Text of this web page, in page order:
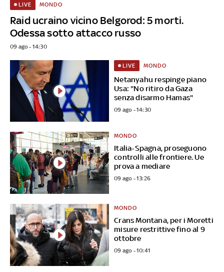
Raid ucraino vicino Belgorod: 5 morti.
Odessa sotto attacco russo
LIVE MONDO
09 ago - 14:30
Netanyahu respinge piano
Usa: "No ritiro da Gaza
senza disarmo Hamas"
LIVE MONDO
09 ago - 14:30
Italia-Spagna, proseguono
controlli alle frontiere. Ue
prova a mediare
MONDO
09 ago - 13:26
Crans Montana, per i Moretti
misure restrittive fino al 9
ottobre
MONDO
09 ago - 10:41